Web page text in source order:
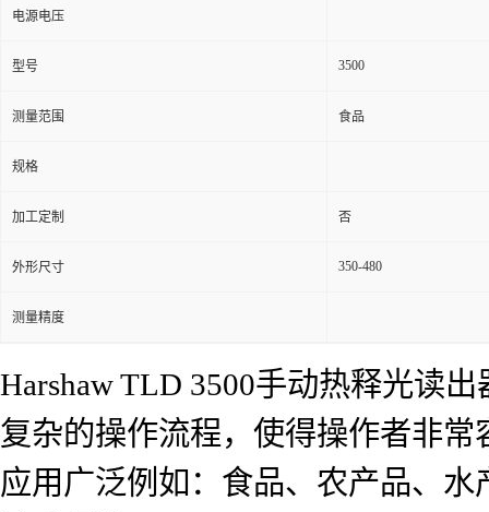
电源电压
型号 3500
测量范围 食品
规格
加工定制 否
外形尺寸 350-480
测量精度
Harshaw TLD 3500手动热释光读
复杂的操作流程，使得操作者非
应用广泛例如：食品、农产品、